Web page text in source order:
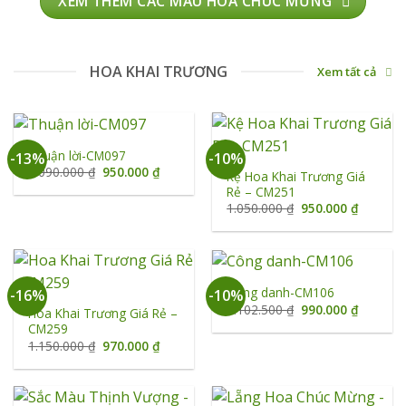
HOA KHAI TRƯƠNG Xem tất cả
-13%Thuận lời-CM097
1.090.000₫ Giá
là:
950.000₫Giá
tại
-10%
Kệ Hoa Khai Trương Giá
Rẻ – CM251
1.050.000₫ Giá
là:
950.000₫Giá
tại
-16%
Hoa Khai Trương Giá Rẻ –
CM259
1.150.000₫ Giá
gốc
là:
970.000₫Giá
tại
970.000 ₫.
-10%Công danh-CM106
1.102.500₫ Giá
gốc
là:
990.000₫Giá
tại